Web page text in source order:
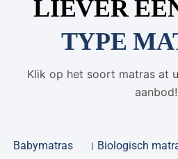
LIEVER
TYPE
Klik op het soort matras at
aanbod!
Babymatras Biologisch